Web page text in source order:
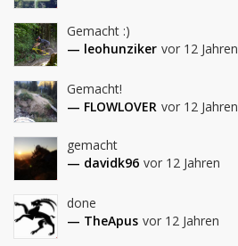
Gemacht :)
— leohunziker vor 12 Jahren
Gemacht!
— FLOWLOVER vor 12 Jahren
gemacht
— davidk96 vor 12 Jahren
done
— TheApus vor 12 Jahren